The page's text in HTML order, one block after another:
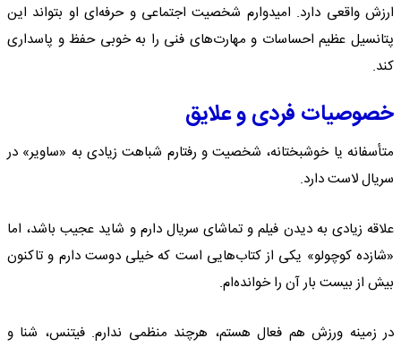
ارزش واقعی دارد. امیدوارم شخصیت اجتماعی و حرفه‌ای او بتواند این
پتانسیل عظیم احساسات و مهارت‌های فنی را به خوبی حفظ و پاسداری
کند.
خصوصیات فردی و علایق
متأسفانه یا خوشبختانه، شخصیت و رفتارم شباهت زیادی به «ساویر» در
سریال لاست دارد.
علاقه زیادی به دیدن فیلم و تماشای سریال دارم و شاید عجیب باشد، اما
«شازده کوچولو» یکی از کتاب‌هایی است که خیلی دوست دارم و تاکنون
بیش از بیست بار آن را خوانده‌ام.
در زمینه ورزش هم فعال هستم، هرچند منظمی ندارم. فیتنس، شنا و